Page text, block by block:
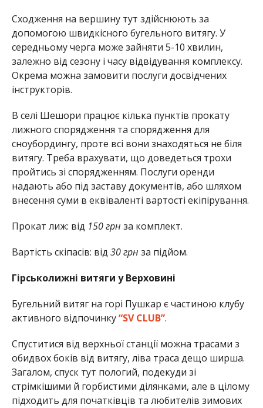
Сходження на вершину тут здійснюють за
допомогою швидкісного бугельного витягу. У
середньому черга може зайняти 5-10 хвилин,
залежно від сезону і часу відвідування комплексу.
Окрема можна замовити послуги досвідчених
інструкторів.
В селі Шешори працює кілька пунктів прокату
лижного спорядження та спорядження для
сноубордингу, проте всі вони знаходяться не біля
витягу. Треба врахувати, що доведеться трохи
пройтись зі спорядженням. Послуги оренди
надають або під заставу документів, або шляхом
внесення суми в еквіваленті вартості екіпірування.
Прокат лиж: від 150 грн за комплект.
Вартість скіпасів: від 30 грн за підйом.
Гірськолижні витяги у Верховині
Бугельний витяг на горі Пушкар є частиною клубу
активного відпочинку“SV CLUB”.
Спуститися від верхньої станції можна трасами з
обидвох боків від витягу, ліва траса дещо ширша.
Загалом, спуск тут пологий, подекуди зі
стрімкішими й горбистими ділянками, але в цілому
підходить для початківців та любителів зимових